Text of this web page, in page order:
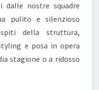
dalle nostre squadre
pulito e silenzioso
della struttura,
e posa in opera
stagione o a ridosso